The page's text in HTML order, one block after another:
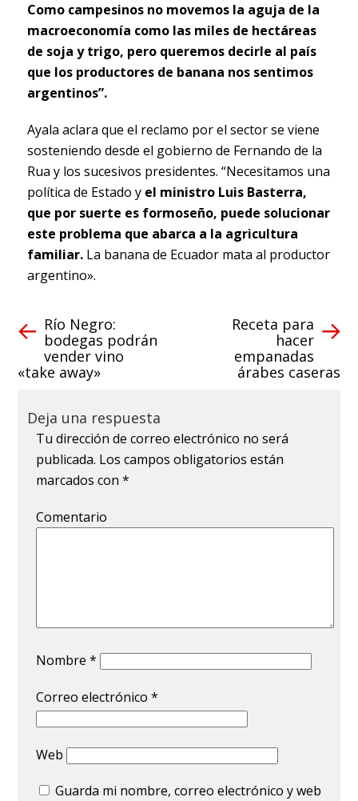
Como campesinos no movemos la aguja de la
macroeconomía como las miles de hectáreas
de soja y trigo, pero queremos decirle al país
que los productores de banana nos sentimos
argentinos”.
Ayala aclara que el reclamo por el sector se viene
sosteniendo desde el gobierno de Fernando de la
Rua y los sucesivos presidentes. “Necesitamos una
política de Estado y el ministro Luis Basterra,
que por suerte es formoseño, puede solucionar
este problema que abarca a la agricultura
familiar. La banana de Ecuador mata al productor
argentino».
Río Negro:
bodegas podrán
vender vino
«take away»
Receta para
hacer
empanadas
árabes caseras
Deja una respuesta
Tu dirección de correo electrónico no será
publicada. Los campos obligatorios están
marcados con*
Comentario
Nombre*
Correo electrónico*
Web
Guarda mi nombre, correo electrónico y web